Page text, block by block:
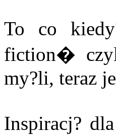
To co
fiction�
my?li, teraz
Inspiracj?